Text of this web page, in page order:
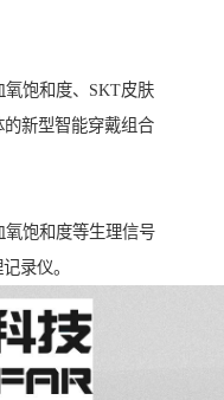
氧饱和度、SKT皮肤
新型智能穿戴组合
氧饱和度等生理信号
录仪。